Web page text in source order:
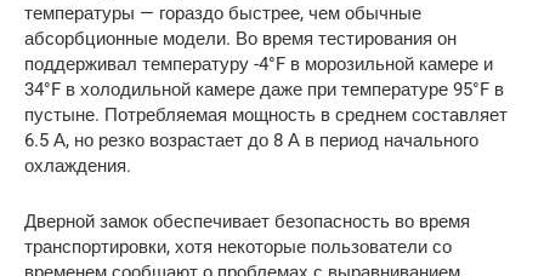
температуры — гораздо быстрее, чем обычные
абсорбционные модели. Во время тестирования он
поддерживал температуру -4°F в морозильной камере и
34°F в холодильной камере даже при температуре 95°F в
пустыне. Потребляемая мощность в среднем составляет
6.5 А, но резко возрастает до 8 А в период начального
охлаждения.
Дверной замок обеспечивает безопасность во время
транспортировки, хотя некоторые пользователи со